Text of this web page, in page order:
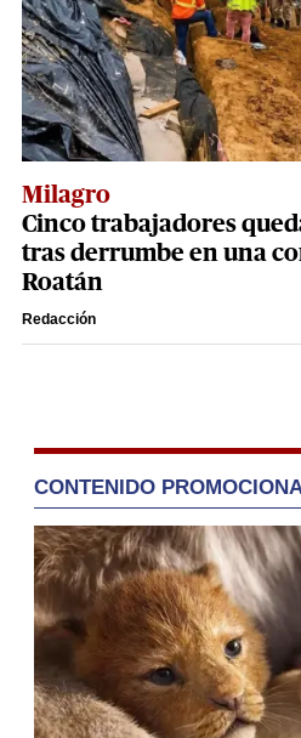
Milagro
Cinco trabajadores
tras derrumbe en una
Roatán
Redacción
CONTENIDO